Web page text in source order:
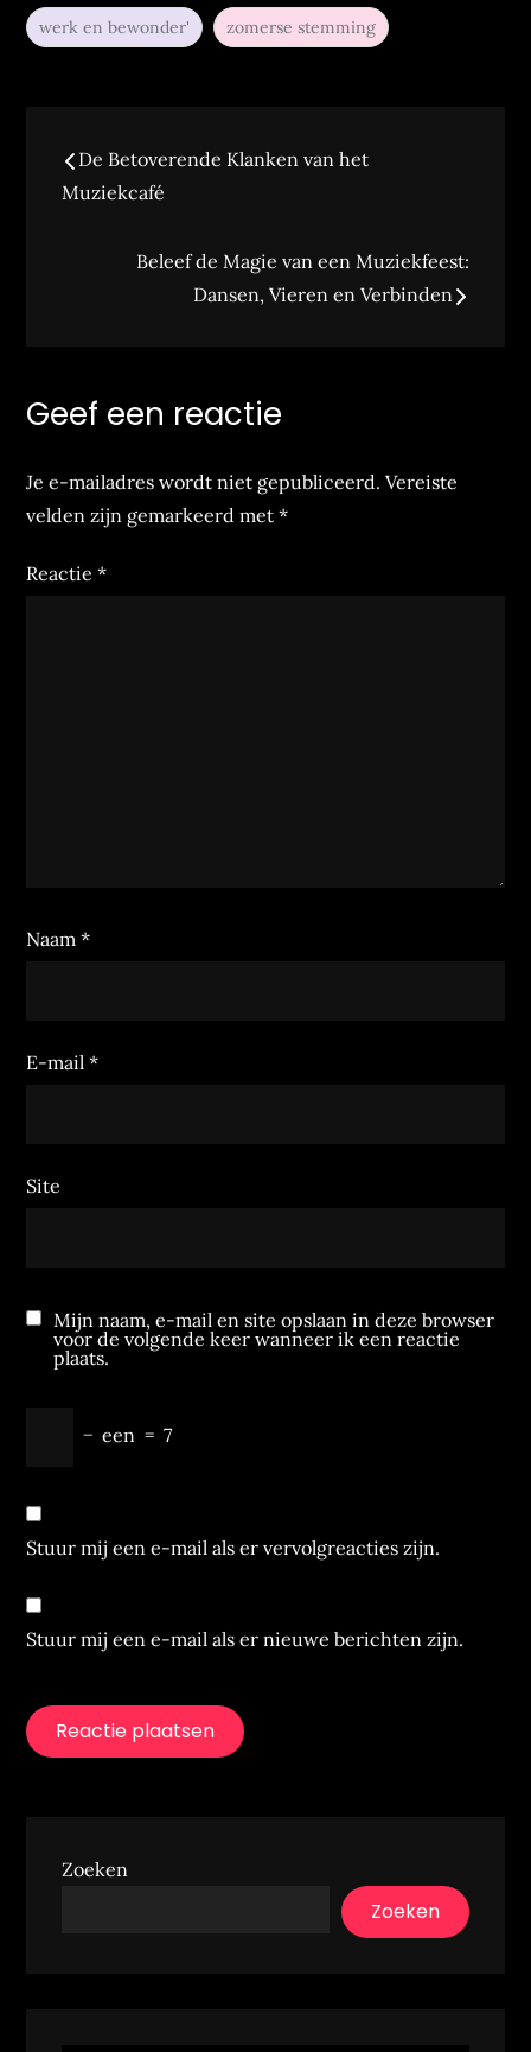
werk en bewonder' zomerse stemming
Bericht
navigatie
De Betoverende Klanken van het
Muziekcafé
Beleef de Magie van een Muziekfeest:
Dansen, Vieren en Verbinden
Geef een reactie
Je e-mailadres wordt niet gepubliceerd. Vereiste
velden zijn gemarkeerd met*
Reactie*
Naam*
E-mail*
Site
Mijn naam, e-mail en site opslaan in deze browser
voor de volgende keer wanneer ik een reactie
plaats.
− een = 7
Stuur mij een e-mail als er vervolgreacties zijn.
Stuur mij een e-mail als er nieuwe berichten zijn.
Zoeken
Zoeken